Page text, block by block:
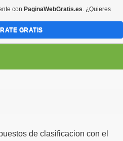
de clasificacion con el
con PaginaWebGratis.es. ¿Quieres
GRATIS